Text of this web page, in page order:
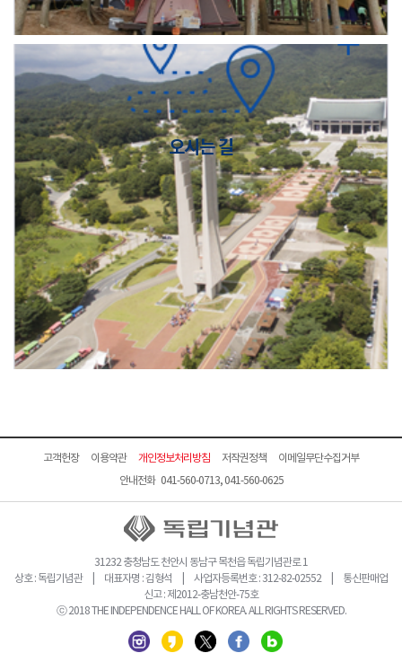
오시는 길
고객헌장 이용약관 개인정보처리방침 저작권정책
이메일무단수집거부
안내전화 041-560-0713, 041-560-0625
31232 충청남도 천안시 동남구 목천읍 독립기념관로 1
상호 : 독립기념관 | 대표자명 : 김형석 | 사업자등록번호 : 312-82-02552 | 통신판매업
신고 : 제2012-충남천안-75호
ⓒ 2018 THE INDEPENDENCE HALL OF KOREA. ALL RIGHTS RESERVED.